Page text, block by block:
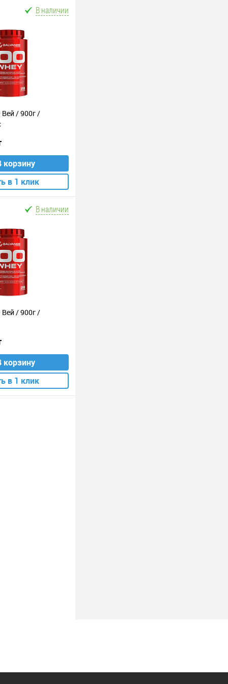
В наличии
Вей / 900г /
корзину
в 1 клик
В наличии
Вей / 900г /
корзину
в 1 клик